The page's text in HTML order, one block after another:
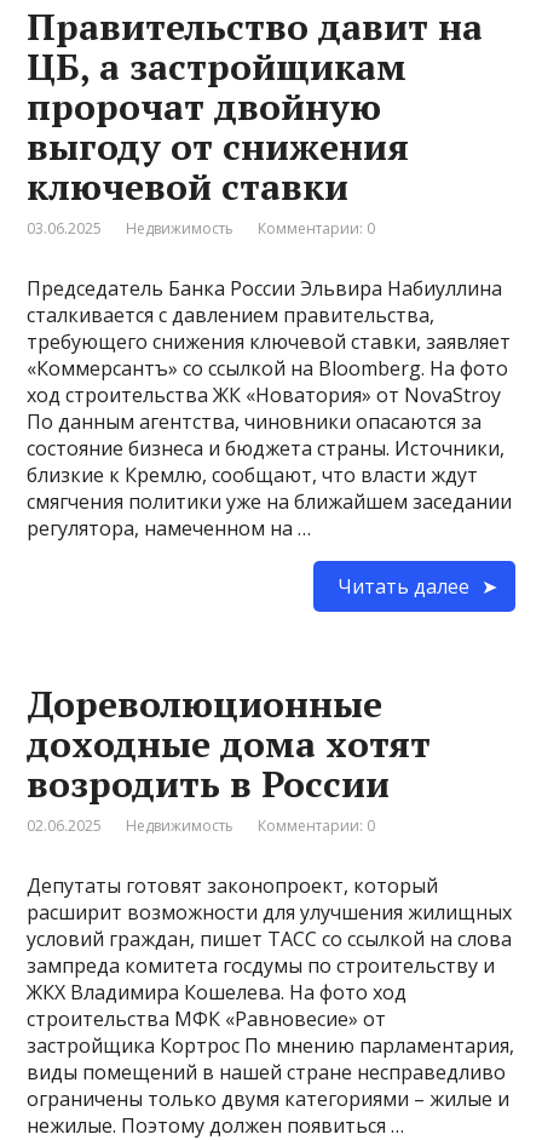
Правительство давит на
ЦБ, а застройщикам
пророчат двойную
выгоду от снижения
ключевой ставки
03.06.2025 Недвижимость Комментарии: 0
Председатель Банка России Эльвира Набиуллина
сталкивается с давлением правительства,
требующего снижения ключевой ставки, заявляет
«Коммерсантъ» со ссылкой на Bloomberg. На фото
ход строительства ЖК «Новатория» от NovaStroy
По данным агентства, чиновники опасаются за
состояние бизнеса и бюджета страны. Источники,
близкие к Кремлю, сообщают, что власти ждут
смягчения политики уже на ближайшем заседании
регулятора, намеченном на …
Читать далее
Дореволюционные
доходные дома хотят
возродить в России
02.06.2025 Недвижимость Комментарии: 0
Депутаты готовят законопроект, который
расширит возможности для улучшения жилищных
условий граждан, пишет ТАСС со ссылкой на слова
зампреда комитета госдумы по строительству и
ЖКХ Владимира Кошелева. На фото ход
строительства МФК «Равновесие» от
застройщика Кортрос По мнению парламентария,
виды помещений в нашей стране несправедливо
ограничены только двумя категориями – жилые и
нежилые. Поэтому должен появиться …